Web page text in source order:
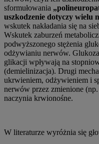
sformułowania
uszkodzenie dotyczy wielu
wskutek nakładania się na
Wskutek zaburzeń
podwyższonego stężenia
odżywianiu nerwów.
glikacji wpływają na
(demielinizacja). Drugi
ukrwieniem, odżywieniem i
nerwów przez zmienione
naczynia krwionośne.
W literaturze wyróżnia się